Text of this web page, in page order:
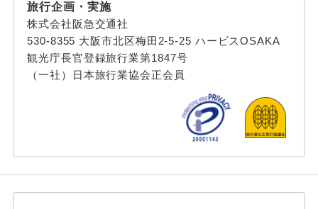
旅行企画・実施
株式会社阪急交通社
530-8355 大阪市北区梅田2-5-25 ハービスOSAKA
観光庁長官登録旅行業第1847号
（一社）日本旅行業協会正会員